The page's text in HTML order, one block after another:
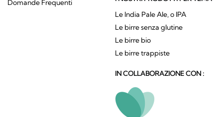
Domande Frequenti
Le India Pale Ale, o IPA
Le birre senza glutine
Le birre bio
Le birre trappiste
IN COLLABORAZIONE CON :